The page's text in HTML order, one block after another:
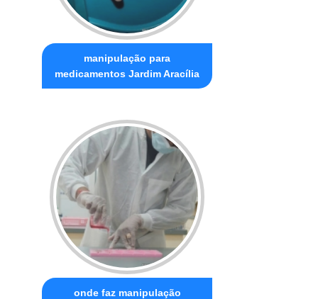
manipulação para
medicamentos Jardim Aracília
onde faz manipulação